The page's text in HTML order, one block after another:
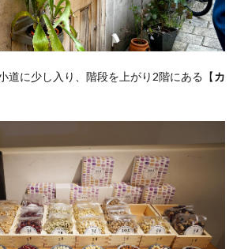
道に少し入り、階段を上がり2階にある【カ